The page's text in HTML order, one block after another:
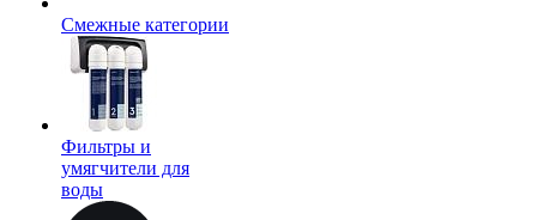
Смежные категории
Фильтры и
умягчители для
воды